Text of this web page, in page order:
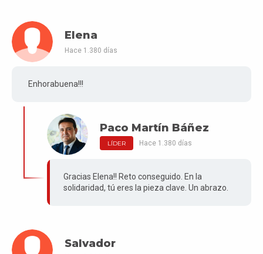
Elena
Hace 1.380 días
Enhorabuena!!!
Paco Martín Báñez
LÍDER Hace 1.380 días
Gracias Elena!! Reto conseguido. En la
solidaridad, tú eres la pieza clave. Un abrazo.
Salvador